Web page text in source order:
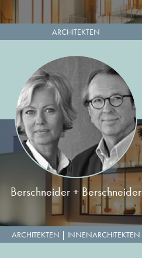
ARCHITEKTEN
Berschneider + Berschneider
ARCHITEKTEN | INNENARCHITEKTEN